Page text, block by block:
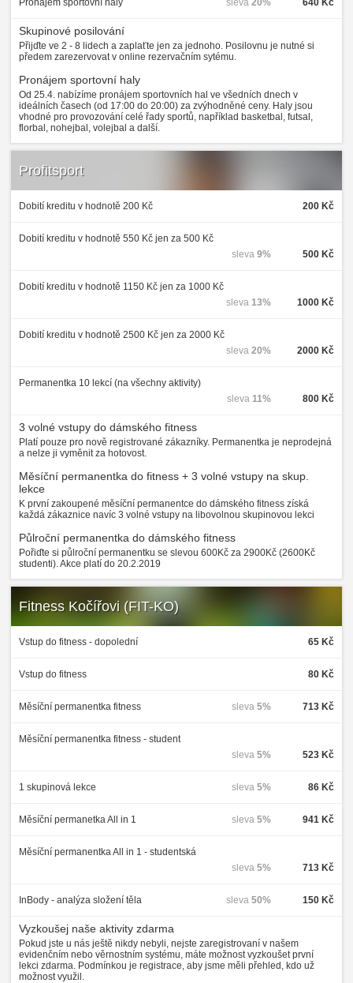
Skupinové posilování
Přijďte ve 2 - 8 lidech a zaplaťte jen za jednoho. Posilovnu je nutné si
předem zarezervovat v online rezervačním sytému.
Pronájem sportovní haly
Od 25.4. nabízíme pronájem sportovních hal ve všedních dnech v
ideálních časech (od 17:00 do 20:00) za zvýhodněné ceny. Haly jsou
vhodné pro provozování celé řady sportů, například basketbal, futsal,
florbal, nohejbal, volejbal a další.
Profitsport
Dobití kreditu v hodnotě 200 Kč 200 Kč
Dobití kreditu v hodnotě 550 Kč jen za 500 Kč
500 Kč
sleva 9%
Dobití kreditu v hodnotě 1150 Kč jen za 1000 Kč
1000 Kč
sleva 13%
Dobití kreditu v hodnotě 2500 Kč jen za 2000 Kč
2000 Kč
sleva 20%
Permanentka 10 lekcí (na všechny aktivity)
800 Kč
sleva 11%
3 volné vstupy do dámského fitness
Platí pouze pro nově registrované zákazníky. Permanentka je neprodejná
a nelze ji vyměnit za hotovost.
Měsíční permanentka do fitness + 3 volné vstupy na skup.
lekce
K první zakoupené měsíční permanentce do dámského fitness získá
každá zákaznice navíc 3 volné vstupy na libovolnou skupinovou lekci
Půlroční permanentka do dámského fitness
Pořiďte si půlroční permanentku se slevou 600Kč za 2900Kč (2600Kč
studenti). Akce platí do 20.2.2019
Fitness Kočířovi (FIT-KO)
Vstup do fitness - dopolední 65 Kč
Vstup do fitness 80 Kč
Měsíční permanentka fitness 713 Kč
sleva 5%
Měsíční permanentka fitness - student
523 Kč
sleva 5%
1 skupinová lekce 86 Kč
sleva 5%
Měsíční permanetka All in 1 941 Kč
sleva 5%
Měsíční permanentka All in 1 - studentská
713 Kč
sleva 5%
InBody - analýza složení těla 150 Kč
sleva 50%
Vyzkoušej naše aktivity zdarma
Pokud jste u nás ještě nikdy nebyli, nejste zaregistrovaní v našem
evidenčním nebo věrnostním systému, máte možnost vyzkoušet první
lekci zdarma. Podmínkou je registrace, aby jsme měli přehled, kdo už
možnost využil.